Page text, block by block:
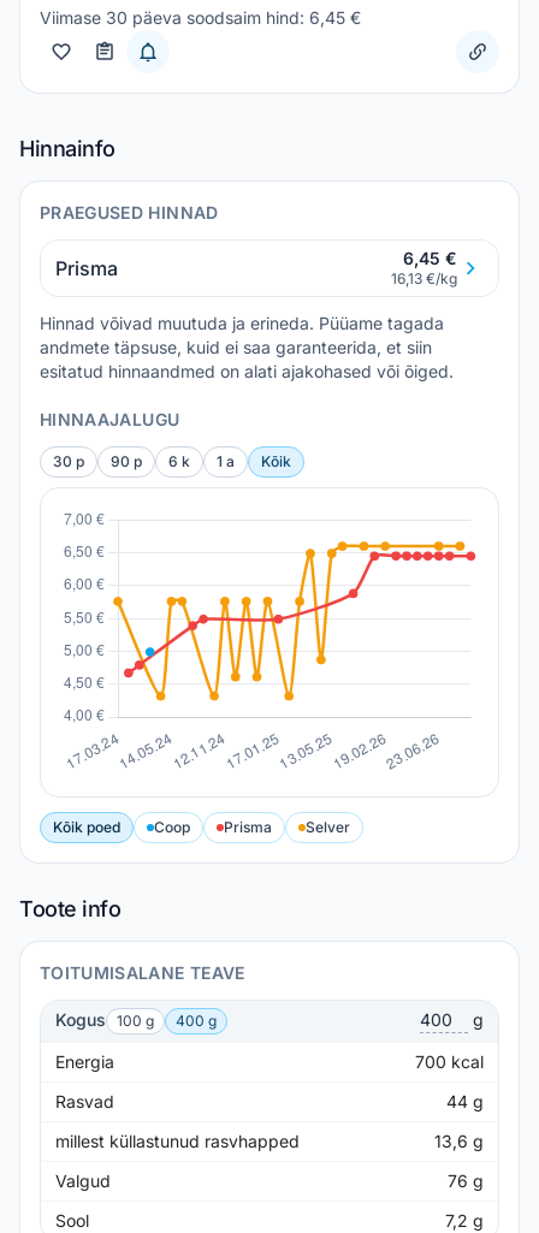
Viimase 30 päeva soodsaim hind: 6,45 €
Hinnainfo
PRAEGUSED HINNAD
Prisma 6,45 €
16,13 €/kg
Hinnad võivad muutuda ja erineda. Püüame tagada
andmete täpsuse, kuid ei saa garanteerida, et siin
esitatud hinnaandmed on alati ajakohased või õiged.
HINNAAJALUGU
30 p 90 p 6 k 1 a Kõik
Kõik poed Coop Prisma Selver
Toote info
TOITUMISALANE TEAVE
Kogus 100 g 400 g g
Energia 700 kcal
Rasvad
44 g
millest küllastunud rasvhapped
13,6 g
Valgud
76 g
Sool
7,2 g